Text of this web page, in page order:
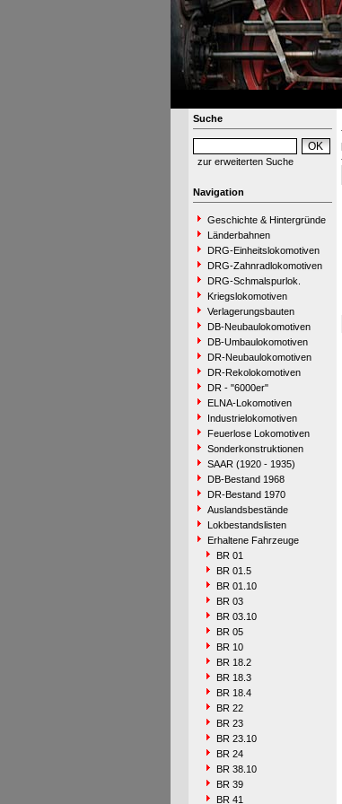
Suche
zur erweiterten Suche
Navigation
Geschichte & Hintergründe
Länderbahnen
DRG-Einheitslokomotiven
DRG-Zahnradlokomotiven
DRG-Schmalspurlok.
Kriegslokomotiven
Verlagerungsbauten
DB-Neubaulokomotiven
DB-Umbaulokomotiven
DR-Neubaulokomotiven
DR-Rekolokomotiven
DR - "6000er"
ELNA-Lokomotiven
Industrielokomotiven
Feuerlose Lokomotiven
Sonderkonstruktionen
SAAR (1920 - 1935)
DB-Bestand 1968
DR-Bestand 1970
Auslandsbestände
Lokbestandslisten
Erhaltene Fahrzeuge
BR 01
BR 01.5
BR 01.10
BR 03
BR 03.10
BR 05
BR 10
BR 18.2
BR 18.3
BR 18.4
BR 22
BR 23
BR 23.10
BR 24
BR 38.10
BR 39
BR 41